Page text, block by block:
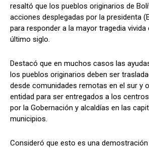
resaltó que los pueblos originarios de
acciones desplegadas por la presidenta
para responder a la mayor tragedia vivida
último siglo.
Destacó que en muchos casos las
los pueblos originarios deben ser
desde comunidades remotas en el sur y
entidad para ser entregados a los
por la Gobernación y alcaldías en las
municipios.
Consideró que esto es una